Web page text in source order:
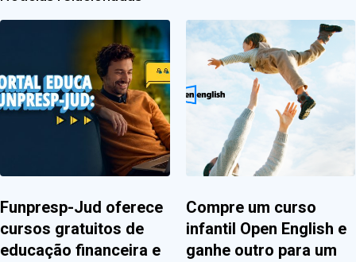
Funpresp-Jud oferece
cursos gratuitos de
educação financeira e
Compre um curso
infantil Open English e
ganhe outro para um